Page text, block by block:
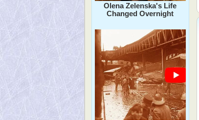
Olena Zelenska's Life
Changed Overnight